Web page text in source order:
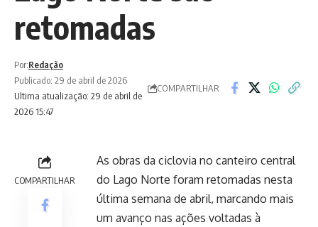
retomadas
Ultima atualização: 29 de abril de
2026 15:47
Por:Redação
Publicado: 29 de abril de 2026
COMPARTILHAR
COMPARTILHAR
As obras da ciclovia no canteiro central
do Lago Norte foram retomadas nesta
última semana de abril, marcando mais
um avanço nas ações voltadas à